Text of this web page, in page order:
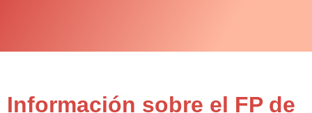
Información sobre el FP de